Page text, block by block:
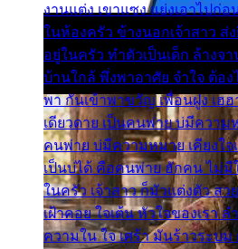
งานแต่ง เขาแซง แย่งเอาไปก่
ในห้องครัว ข้างนอกเจ้าสาว ส่
อยู่ในครัว ทำตัวเป็นเด็ก ล้างจ
บ้านใกล้ พึ่งพาอาศัย จำใจ ต้อง
พา กันเข้าพาขวัญ เพื่อนฝูง เฮ
เดียวดาย เป็นคนพ่าย บ่มีความ
คนพ่าย บ่มีความหมาย เคียงใจ
เป็นบ่ได้ คือคนพ่าย ฮักคน ไม่มี
ในครัว เจ้าสาว ก็มัวแต่งตัว สว
เฝ้าคอย ใจเต้น หัวใจของเรา
ความใน ใจ เศร้า มันร้าวระบ